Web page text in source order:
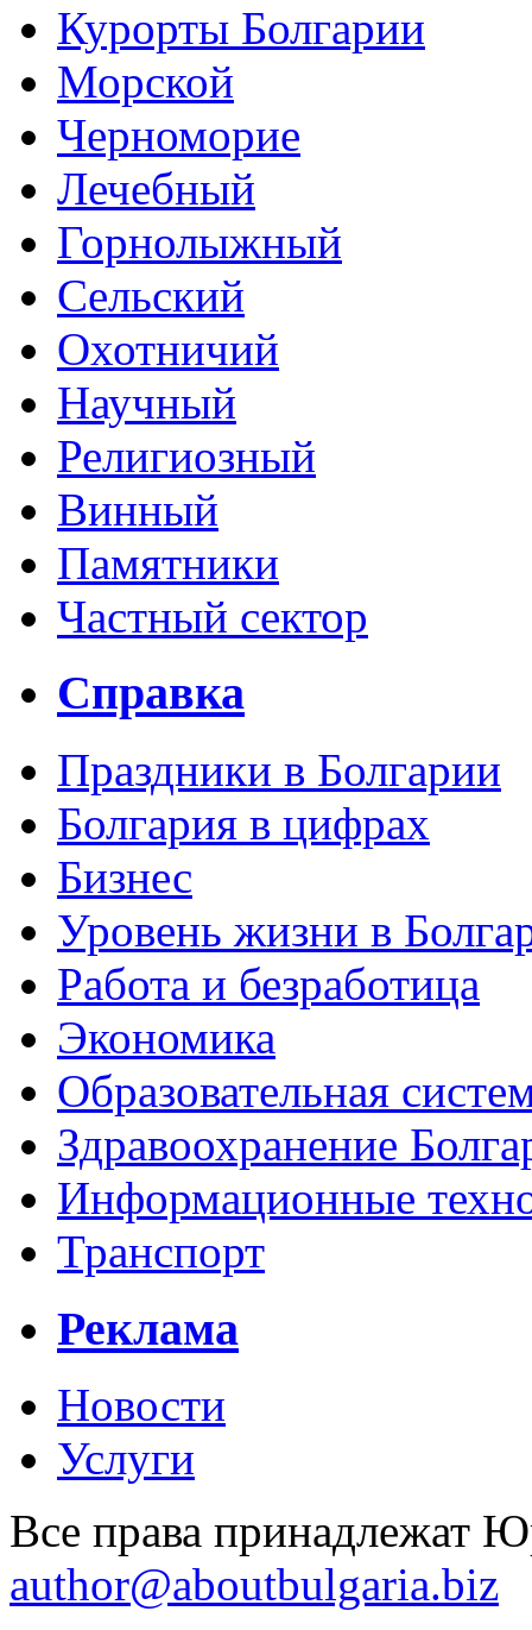
Курорты Болгарии
Морской
Черноморие
Лечебный
Горнолыжный
Сельский
Охотничий
Научный
Религиозный
Винный
Памятники
Частный сектор
Справка
Праздники в Болгарии
Болгария в цифрах
Бизнес
Уровень жизни в
Работа и безработица
Экономика
Образовательная
Здравоохранение
Информационные
Транспорт
Реклама
Новости
Услуги
Все права принадлежат
author@aboutbulgaria.biz